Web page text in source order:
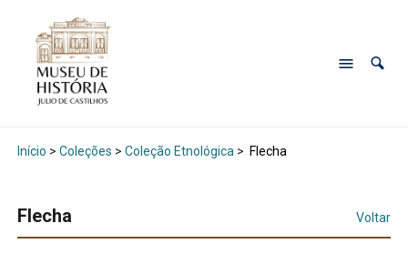
Início > Coleções > Coleção Etnológica > Flecha
Flecha Voltar